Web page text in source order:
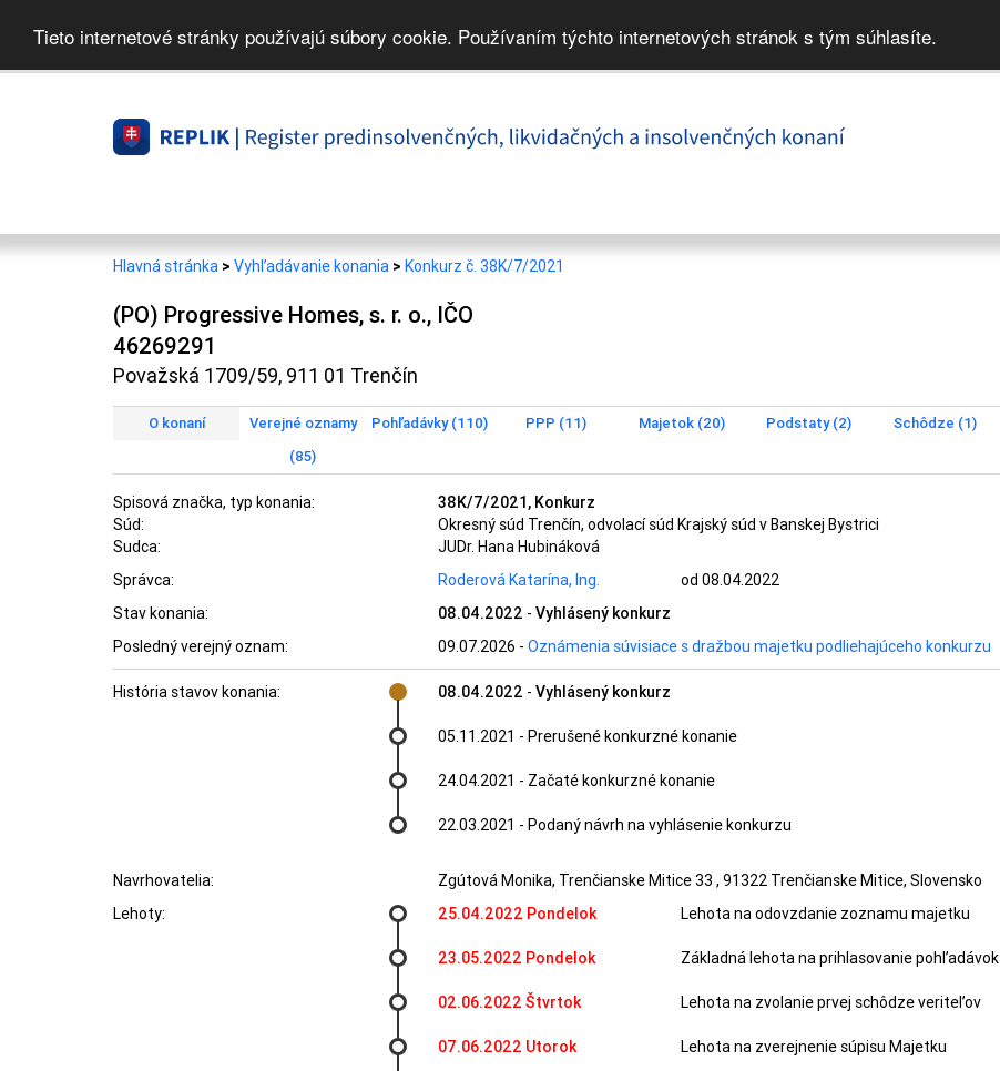
Tieto internetové stránky používajú súbory cookie. Používaním týchto internetových stránok s tým súhlasíte.
Hlavná stránka > Vyhľadávanie konania > Konkurz č. 38K/7/2021
(PO) Progressive Homes, s. r. o., IČO
46269291
Považská 1709/59, 911 01 Trenčín
O konaní
Verejné oznamy
(85)
Pohľadávky (110) PPP (11) Majetok (20) Podstaty (2) Schôdze (1)
Spisová značka, typ konania:
38K/7/2021, Konkurz
Súd:
Okresný súd Trenčín, odvolací súd Krajský súd v Banskej Bystrici
Sudca:
JUDr. Hana Hubináková
Správca:
Roderová Katarína, Ing. od 08.04.2022
Stav konania:
08.04.2022 - Vyhlásený konkurz
Posledný verejný oznam:
09.07.2026 - Oznámenia súvisiace s dražbou majetku podliehajúceho konkurzu
História stavov konania: 08.04.2022 - Vyhlásený konkurz
05.11.2021 - Prerušené konkurzné konanie
24.04.2021 - Začaté konkurzné konanie
22.03.2021 - Podaný návrh na vyhlásenie konkurzu
Navrhovatelia:
Zgútová Monika, Trenčianske Mitice 33 , 91322 Trenčianske Mitice, Slovensko
Lehoty:
25.04.2022 Pondelok Lehota na odovzdanie zoznamu majetku
23.05.2022 Pondelok Základná lehota na prihlasovanie pohľadávok
02.06.2022 Štvrtok Lehota na zvolanie prvej schôdze veriteľov
07.06.2022 Utorok Lehota na zverejnenie súpisu Majetku